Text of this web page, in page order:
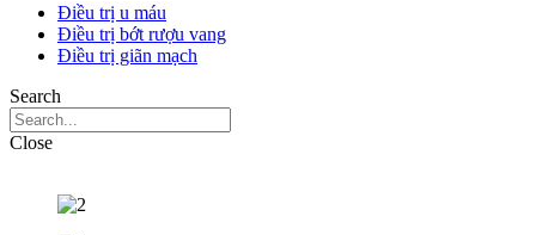
Điều trị u máu
Điều trị bớt rượu vang
Điều trị giãn mạch
Search
Close